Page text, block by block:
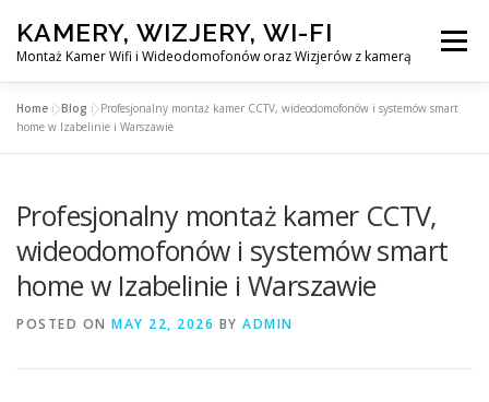
content
KAMERY, WIZJERY, WI-FI
Montaż Kamer Wifi i Wideodomofonów oraz Wizjerów z kamerą
Menu
GŁÓWNA MONTAŻ KAMER WIFI W WARSZAWA
MONTAŻ WIDEDOMOFONÓW
MONTAŻU WIZJERÓW Z KAMERĄ BLOG
Home »Blog »Profesjonalny montaż kamer CCTV, wideodomofonów i systemów smart
home w Izabelinie i Warszawie
Profesjonalny montaż kamer CCTV,
wideodomofonów i systemów smart
home w Izabelinie i Warszawie
POSTED ON MAY 22, 2026 BY ADMIN